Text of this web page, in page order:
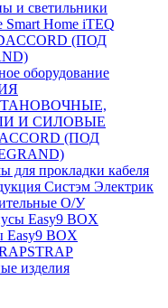
и светильники
Smart Home iTEQ
(ПОД
оборудование
И СИЛОВЫЕ
(ПОД
для прокладки кабеля
Систэм Электрик
О/У
Easy9 BOX
Easy9 BOX
изделия